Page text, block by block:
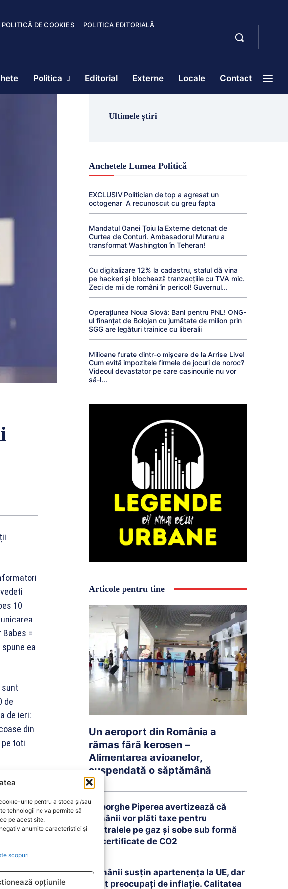
urile pentru a stoca și/sau
tehnologii ne va permite să
pe acest site.
anumite caracteristici și
scopuri
opțiunile
POLITICĂ DE COOKIES POLITICA EDITORIALĂ
Politica Editorial Externe Locale Contact
10
=
ea
sunt
de
de ieri:
din
pe toti
La o
luni,
Ii
Ultimele știri
Anchetele Lumea Politică
EXCLUSIV.Politician de top a agresat un
octogenar! A recunoscut cu greu fapta
Mandatul Oanei Țoiu la Externe detonat de
Curtea de Conturi. Ambasadorul Muraru a
transformat Washington în Teheran!
Cu digitalizare 12% la cadastru, statul dă vina
pe hackeri și blochează tranzacțiile cu TVA mic.
Zeci de mii de români în pericol! Guvernul...
Operațiunea Noua Slovă: Bani pentru PNL! ONG-
ul finanțat de Bolojan cu jumătate de milion prin
SGG are legături trainice cu liberalii
Milioane furate dintr-o mișcare de la Arrise Live!
Cum evită impozitele firmele de jocuri de noroc?
Videoul devastator pe care casinourile nu vor
să-l...
Articole pentru tine
Un aeroport din România a
rămas fără kerosen –
Alimentarea avioanelor,
suspendată o săptămână
Gheorghe Piperea avertizează că
românii vor plăti taxe pentru
centralele pe gaz și sobe sub formă
de certificate de CO2
Românii susțin apartenența la UE, dar
sunt preocupați de inflație. Calitatea